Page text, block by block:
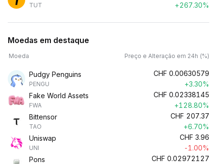
TUT
+267.30%
Moedas em destaque
Moeda Preço e Alteração em 24h (%)
Pudgy Penguins
PENGU
CHF 0.00630579
+3.30%
Fake World Assets
FWA
CHF 0.02338145
+128.80%
Bittensor
TAO
CHF 207.37
+6.70%
Uniswap
UNI
CHF 3.96
-1.00%
Pons
CHF 0.02972127